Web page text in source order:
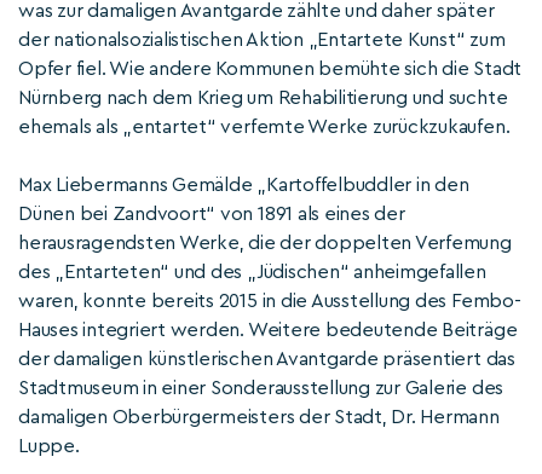
was zur damaligen Avantgarde zählte und daher später
der nationalsozialistischen Aktion „Entartete Kunst“ zum
Opfer fiel. Wie andere Kommunen bemühte sich die Stadt
Nürnberg nach dem Krieg um Rehabilitierung und suchte
ehemals als „entartet“ verfemte Werke zurückzukaufen.
Max Liebermanns Gemälde „Kartoffelbuddler in den
Dünen bei Zandvoort“ von 1891 als eines der
herausragendsten Werke, die der doppelten Verfemung
des „Entarteten“ und des „Jüdischen“ anheimgefallen
waren, konnte bereits 2015 in die Ausstellung des Fembo-
Hauses integriert werden. Weitere bedeutende Beiträge
der damaligen künstlerischen Avantgarde präsentiert das
Stadtmuseum in einer Sonderausstellung zur Galerie des
damaligen Oberbürgermeisters der Stadt, Dr. Hermann
Luppe.